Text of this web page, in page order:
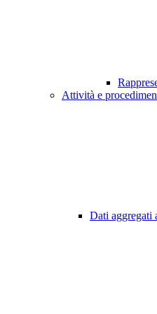
Attività e
Dati aggregati